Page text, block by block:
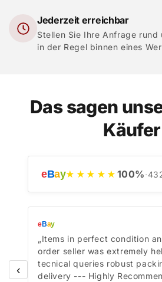
Jederzeit erreichbar
Stellen Sie Ihre Anfrage rund
in der Regel binnen eines
Das sagen
Käufer
eBay★★★★★ 100%·
‹
eBay
„Items in perfect condition
order seller was extremely
tecnical queries robust
delivery --- Highly